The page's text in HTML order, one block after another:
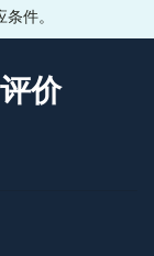
件。
价